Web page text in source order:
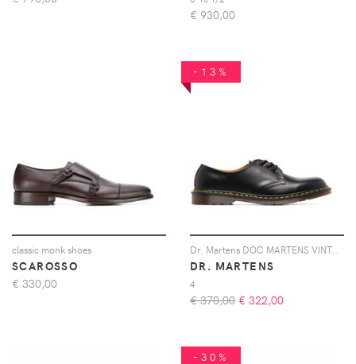
€ 930,00
classic monk shoes
SCAROSSO
€ 330,00
-13%
Dr. Martens DOC MARTENS VINTAGE 1461 BLK DRBY - Nero
DR. MARTENS
4
€ 370,00 € 322,00
-30%